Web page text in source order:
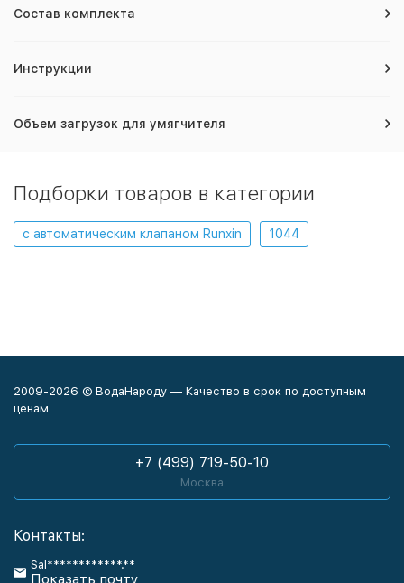
Состав комплекта
Инструкции
Объем загрузок для умягчителя
Подборки товаров в категории
с автоматическим клапаном Runxin 1044
2009-2026 © ВодаНароду — Качество в срок по доступным
ценам
+7 (499) 719-50-10
Москва
Контакты:
Sal************.**
Показать почту